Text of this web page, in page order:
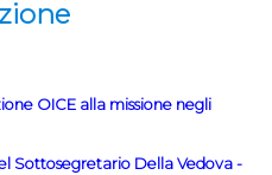
OICE alla missione negli
Sottosegretario Della Vedova -